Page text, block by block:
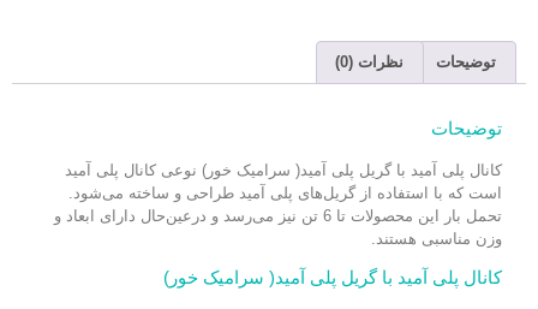
توضیحات نظرات (0)
توضیحات
کانال پلی آمید با گریل پلی آمید( سرامیک خور) نوعی کانال پلی آمید
است که با استفاده از گریل‌های پلی آمید طراحی و ساخته می‌شود.
تحمل بار این محصولات تا 6 تن نیز می‌رسد و درعین‌حال دارای ابعاد و
وزن مناسبی هستند.
کانال پلی آمید با گریل پلی آمید( سرامیک خور)